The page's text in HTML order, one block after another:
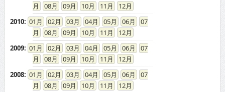
08
09 10 11
12
2010: 01 02 03 04 05 06
07
08
09 10 11
12
2009: 01 02 03 04 05 06
07
08
09 10 11
12
2008: 01 02 03 04 05 06
07
08
09 10 11
12